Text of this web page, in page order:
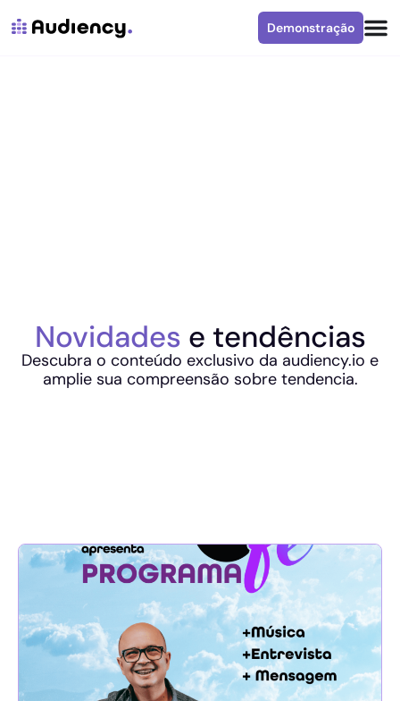
Demonstração
Novidades e tendências
Descubra o conteúdo exclusivo da audiency.io e
amplie sua compreensão sobre tendencia.